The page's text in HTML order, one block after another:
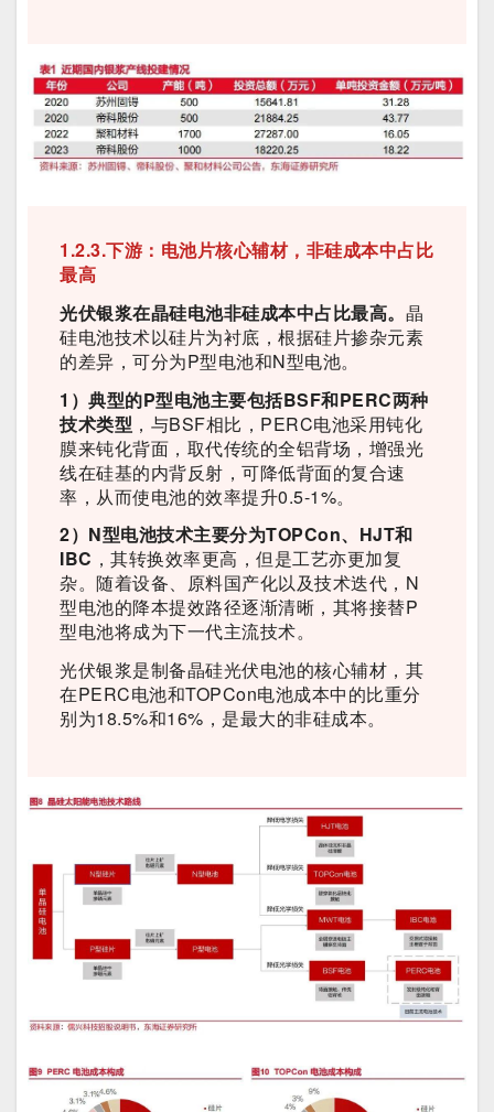
1.2.3.下游：电池片核心辅材，非硅成本中占比
最高
光伏银浆在晶硅电池非硅成本中占比最高。 晶
硅电池技术以硅片为衬底，根据硅片掺杂元素
的差异，可分为P型电池和N型电池。
1）典型的P型电池主要包括BSF和PERC两种
技术类型 ，与BSF相比，PERC电池采用钝化
膜来钝化背面，取代传统的全铝背场，增强光
线在硅基的内背反射，可降低背面的复合速
率，从而使电池的效率提升0.5-1%。
2）N型电池技术主要分为TOPCon、HJT和
IBC ，其转换效率更高，但是工艺亦更加复
杂。随着设备、原料国产化以及技术迭代，N
型电池的降本提效路径逐渐清晰，其将接替P
型电池将成为下一代主流技术。
光伏银浆是制备晶硅光伏电池的核心辅材，其
在PERC电池和TOPCon电池成本中的比重分
别为18.5%和16%，是最大的非硅成本。